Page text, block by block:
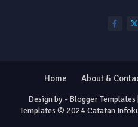
Design by - Blogger Templates
Templates ©️ 2024 Catatan
Home About &